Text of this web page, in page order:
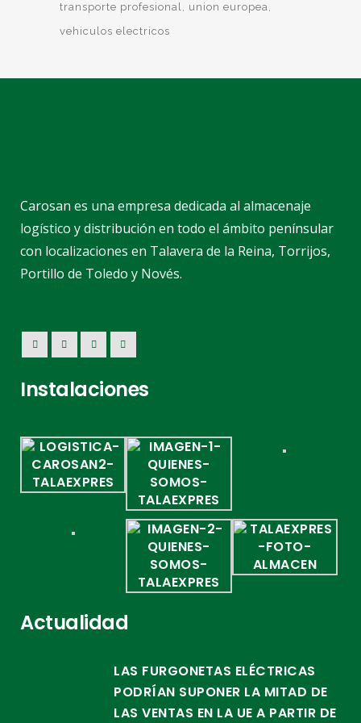
transporte profesional
union europea
vehiculos electricos
Carosan es una empresa dedicada al almacenaje
logístico y distribución en todo el ámbito penínsular
con localizaciones en Talavera de la Reina, Torrijos,
Portillo de Toledo y Novés.
Instalaciones
Actualidad
LAS FURGONETAS ELÉCTRICAS
PODRÍAN SUPONER LA MITAD DE
LAS VENTAS EN LA UE A PARTIR DE